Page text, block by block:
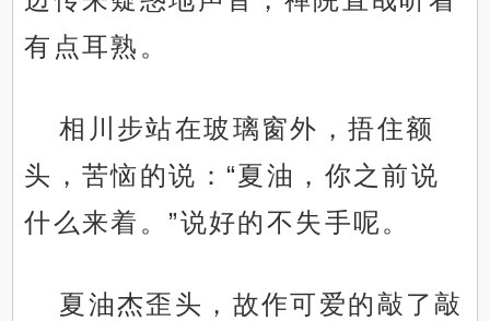
有点耳熟。
相川步站在玻璃窗外，捂住额
头，苦恼的说：“夏油，你之前说
什么来着。”说好的不失手呢。
夏油杰歪头，故作可爱的敲了敲